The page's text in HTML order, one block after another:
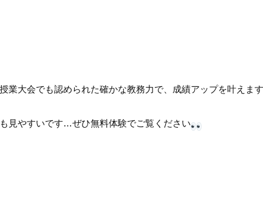
業大会でも認められた確かな教務力で、成績アップを叶えま
見やすいです…ぜひ無料体験でご覧ください